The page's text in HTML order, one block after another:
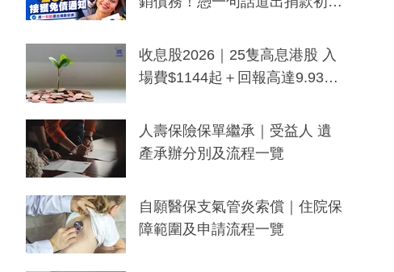
一度被誤當詐騙手段
收息股2026｜25隻高息港股 入
場費$1144起＋回報高達9.93
人壽保險保單繼承｜受益人 遺
產承辦分別及流程一覽
自願醫保支氣管炎索償｜住院保
障範圍及申請流程一覽